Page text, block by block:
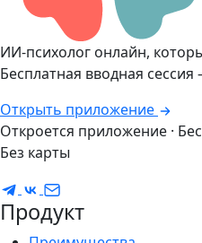
ИИ-психолог онлайн,
Бесплатная вводная
Открыть приложение
Откроется приложение ·
Без карты
Продукт